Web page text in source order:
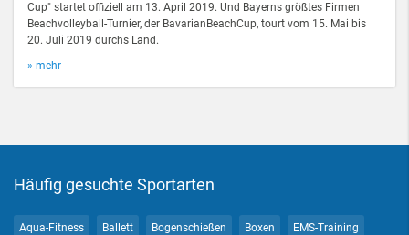
Cup" startet offiziell am 13. April 2019. Und Bayerns größtes Firmen
Beachvolleyball-Turnier, der BavarianBeachCup, tourt vom 15. Mai bis
20. Juli 2019 durchs Land.
» mehr
Häufig gesuchte Sportarten
Aqua-Fitness Ballett Bogenschießen Boxen EMS-Training